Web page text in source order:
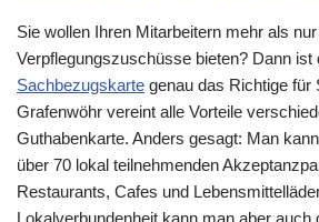
Sie wollen Ihren Mitarbeitern mehr als
Verpflegungszuschüsse bieten? Dann
Sachbezugskarte genau das Richtige
Grafenwöhr vereint alle Vorteile
Guthabenkarte. Anders gesagt: Man
über 70 lokal teilnehmenden
Restaurants, Cafes und
Lokalverbundenheit kann man aber auch